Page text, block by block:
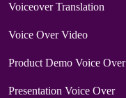
Voiceover Translation
Voice Over Video
Product Demo Voice Over
Presentation Voice Over